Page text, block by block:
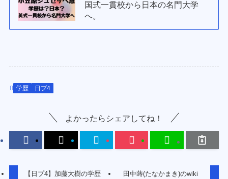
国式一貫校から日本の名門大学
へ。
学歴 日プ4
よかったらシェアしてね！
【日プ4】加藤大樹の学歴
田中蒔(たなかまき)のwiki